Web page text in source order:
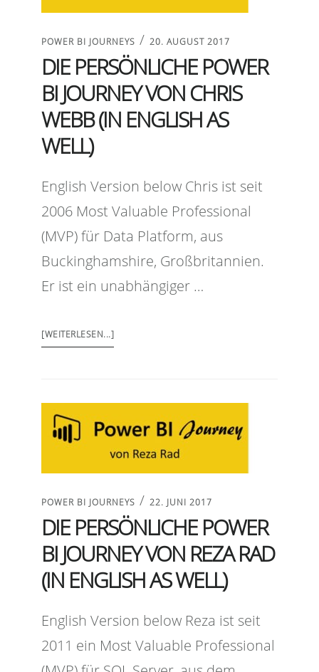
POWER BI JOURNEYS /20. AUGUST 2017
DIE PERSÖNLICHE POWER
BI JOURNEY VON CHRIS
WEBB (IN ENGLISH AS
WELL)
English Version below Chris ist seit
2006 Most Valuable Professional
(MVP) für Data Platform, aus
Buckinghamshire, Großbritannien.
Er ist ein unabhängiger …
[WEITERLESEN...]
POWER BI JOURNEYS /22. JUNI 2017
DIE PERSÖNLICHE POWER
BI JOURNEY VON REZA RAD
(IN ENGLISH AS WELL)
English Version below Reza ist seit
2011 ein Most Valuable Professional